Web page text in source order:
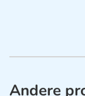
Andere